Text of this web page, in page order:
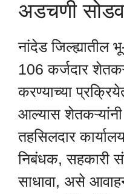
अडचणी
नांदेड जिल्ह्यातील
106 कर्जदार
करण्याच्या
आल्यास शेतकऱ्यांनी
तहसिलदार
निबंधक, सहकारी
साधावा, असे